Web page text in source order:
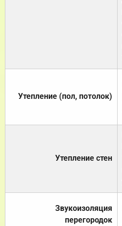
Утепление (пол, потолок)
Утепление стен
Звукоизоляция
перегородок